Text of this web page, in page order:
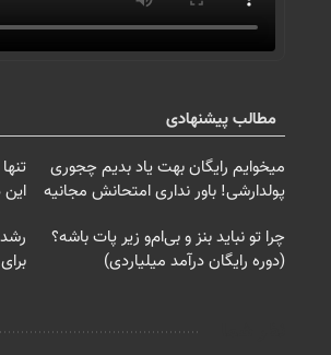
مطالب پیشنهادی
میخوایم رایگان بهت یاد بدیم چجوری
پولدارشی! باور نداری امتحانش مجانیه
چرا تو نباید بنز و بی‌ام‌و زیر پات باشه؟
(دوره رایگان درآمد میلیاردی)